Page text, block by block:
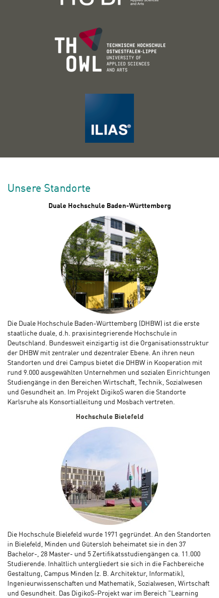
Unsere Standorte
Duale Hochschule Baden-Württemberg
Die Duale Hochschule Baden-Württemberg (DHBW) ist die erste
staatliche duale, d.h. praxisintegrierende Hochschule in
Deutschland. Bundesweit einzigartig ist die Organisationsstruktur
der DHBW mit zentraler und dezentraler Ebene. An ihren neun
Standorten und drei Campus bietet die DHBW in Kooperation mit
rund 9.000 ausgewählten Unternehmen und sozialen Einrichtungen
Studiengänge in den Bereichen Wirtschaft, Technik, Sozialwesen
und Gesundheit an. Im Projekt DigikoS waren die Standorte
Karlsruhe als Konsortialleitung und Mosbach vertreten.
Hochschule Bielefeld
Die Hochschule Bielefeld wurde 1971 gegründet. An den Standorten
in Bielefeld, Minden und Gütersloh beheimatet sie in den 37
Bachelor-, 28 Master- und 5 Zertifikatsstudiengängen ca. 11.000
Studierende. Inhaltlich untergliedert sie sich in die Fachbereiche
Gestaltung, Campus Minden (z. B. Architektur, Informatik),
Ingenieurwissenschaften und Mathematik, Sozialwesen, Wirtschaft
und Gesundheit. Das DigikoS-Projekt war im Bereich "Learning